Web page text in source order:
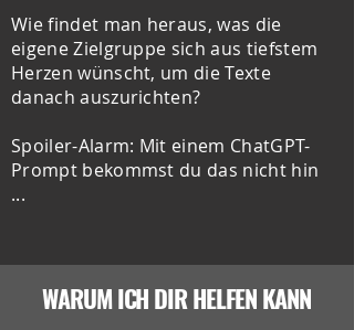
Wie findet man heraus, was die
eigene Zielgruppe sich aus tiefstem
Herzen wünscht, um die Texte
danach auszurichten?
Spoiler-Alarm: Mit einem ChatGPT-
Prompt bekommst du das nicht hin
...
WARUM ICH DIR HELFEN KANN